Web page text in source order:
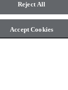
Reject All
Accept Cookies